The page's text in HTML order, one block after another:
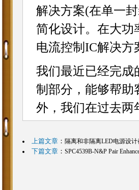
解决方案(在单一
简化设计。在大功
电流控制IC解决方
我们最近已经完成
制部分，能够帮助
外，我们在过去两
上篇文章： 隔离和非隔离LED电源设
下篇文章： SPC4539B-N&P Pair